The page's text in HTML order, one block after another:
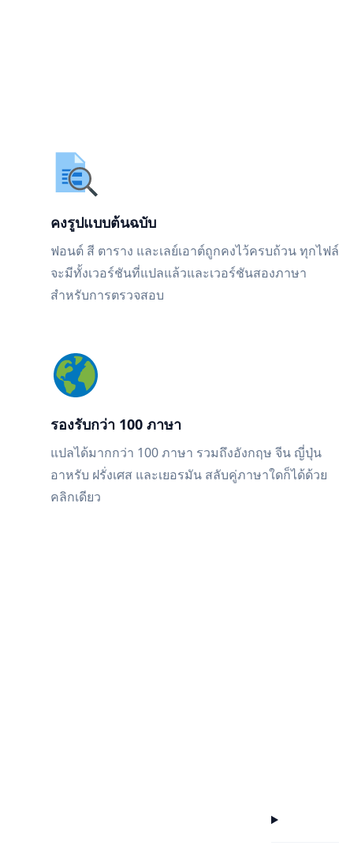
คงรูปแบบต้นฉบับ
ฟอนต์ สี ตาราง และเลย์เอาต์ถูกคงไว้ครบถ้วน ทุกไฟล์
จะมีทั้งเวอร์ชันที่แปลแล้วและเวอร์ชันสองภาษา
สำหรับการตรวจสอบ
รองรับกว่า 100 ภาษา
แปลได้มากกว่า 100 ภาษา รวมถึงอังกฤษ จีน ญี่ปุ่น
อาหรับ ฝรั่งเศส และเยอรมัน สลับคู่ภาษาใดก็ได้ด้วย
คลิกเดียว